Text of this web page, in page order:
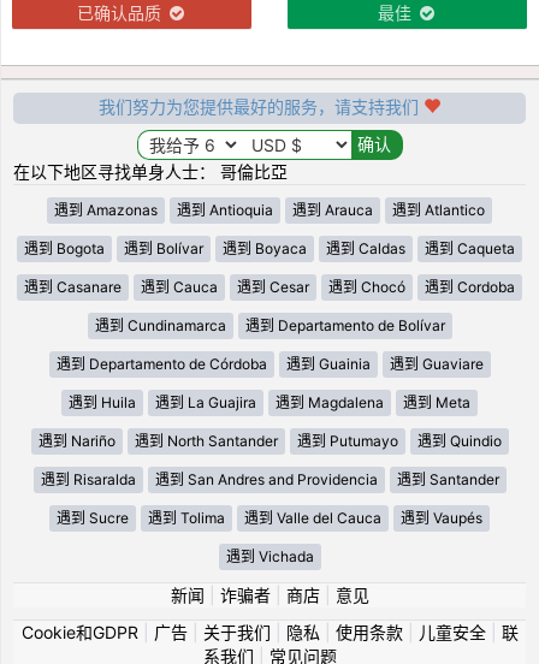
已确认品质 最佳
我们努力为您提供最好的服务，请支持我们
在以下地区寻找单身人士： 哥倫比亞
遇到 Amazonas 遇到 Antioquia 遇到 Arauca 遇到 Atlantico
遇到 Bogota 遇到 Bolívar 遇到 Boyaca 遇到 Caldas 遇到 Caqueta
遇到 Casanare 遇到 Cauca 遇到 Cesar 遇到 Chocó 遇到 Cordoba
遇到 Cundinamarca 遇到 Departamento de Bolívar
遇到 Departamento de Córdoba 遇到 Guainia 遇到 Guaviare
遇到 Huila 遇到 La Guajira 遇到 Magdalena 遇到 Meta
遇到 Nariño 遇到 North Santander 遇到 Putumayo 遇到 Quindio
遇到 Risaralda 遇到 San Andres and Providencia 遇到 Santander
遇到 Sucre 遇到 Tolima 遇到 Valle del Cauca 遇到 Vaupés
遇到 Vichada
新闻 诈骗者| 商店| 意见
Cookie和GDPR
广告| 关于我们 隐私 使用条款| 儿童安全| 联
系我们
常见问题